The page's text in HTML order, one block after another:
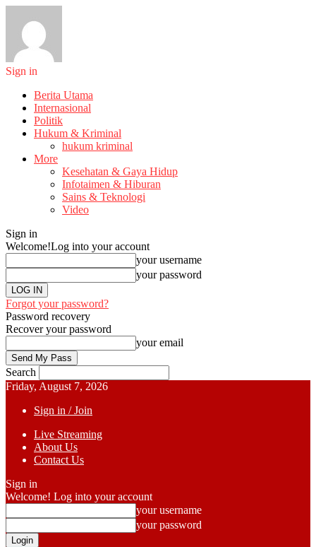
Sign in
Berita Utama
Internasional
Politik
Hukum & Kriminal
hukum kriminal
More
Kesehatan & Gaya Hidup
Infotaimen & Hiburan
Sains & Teknologi
Video
Sign in
Welcome!Log into your account
your username
your password
Forgot your password?
Password recovery
Recover your password
your email
Search
Friday, August 7, 2026
Sign in / Join
Live Streaming
About Us
Contact Us
Sign in
Welcome! Log into your account
your username
your password